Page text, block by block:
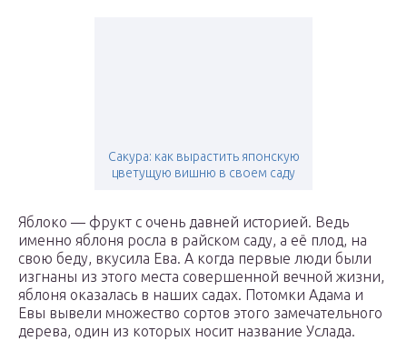
Сакура: как вырастить японскую
цветущую вишню в своем саду
Яблоко — фрукт с очень давней историей. Ведь
именно яблоня росла в райском саду, а её плод, на
свою беду, вкусила Ева. А когда первые люди были
изгнаны из этого места совершенной вечной жизни,
яблоня оказалась в наших садах. Потомки Адама и
Евы вывели множество сортов этого замечательного
дерева, один из которых носит название Услада.